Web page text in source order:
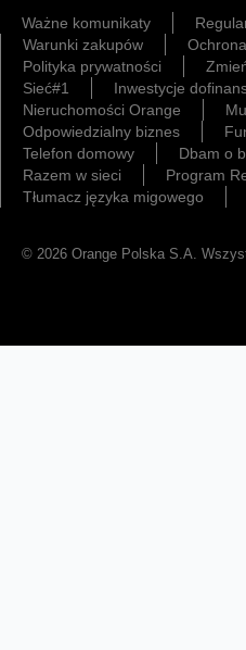
Ważne komunikaty
Warunki zakupów
Polityka prywatności
Sieć#1
Inwestycje
Nieruchomości Orange
Odpowiedzialny biznes
Telefon domowy
Dbam o
Razem w sieci
Program
Tłumacz języka migowego
© 2026 Orange Polska S.A.